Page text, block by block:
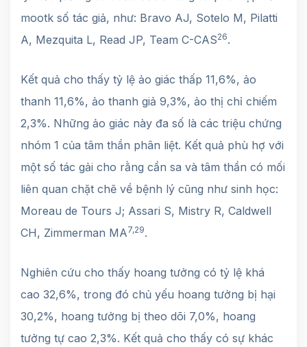
mootk số tác giả, như: Bravo AJ, Sotelo M, Pilatti
A, Mezquita L, Read JP, Team C-CAS26.
Kết quả cho thấy tỷ lệ ảo giác thấp 11,6%, ảo
thanh 11,6%, ảo thanh giả 9,3%, ảo thị chỉ chiếm
2,3%. Những ảo giác này đa số là các triệu chứng
nhóm 1 của tâm thần phân liệt. Kết quả phù hợ với
một số tác gải cho rằng cần sa và tâm thần có mối
liên quan chặt chẽ về bệnh lý cũng như sinh học:
Moreau de Tours J; Assari S, Mistry R, Caldwell
CH, Zimmerman MA7,29.
Nghiên cứu cho thấy hoang tưởng có tỷ lệ khá
cao 32,6%, trong đó chủ yếu hoang tưởng bị hại
30,2%, hoang tưởng bị theo dõi 7,0%, hoang
tưởng tự cao 2,3%. Kết quả cho thấy có sự khác